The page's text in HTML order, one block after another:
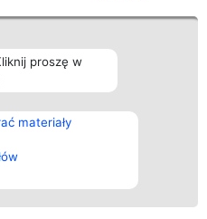
proszę w
materiały
Kontakt
Kontakt